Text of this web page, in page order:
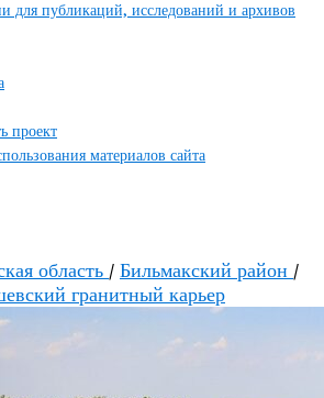
для публикаций, исследований и архивов
проект
материалов сайта
область / Бильмакский район /
гранитный карьер